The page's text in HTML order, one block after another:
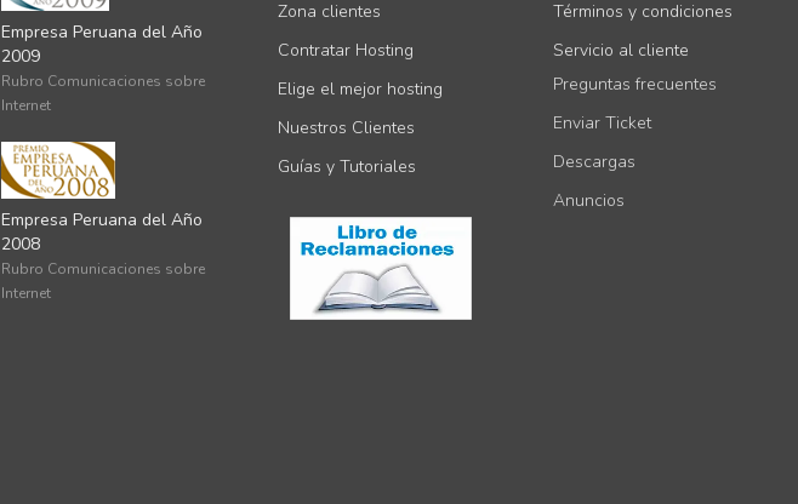
Empresa Peruana del Año
2009
Rubro Comunicaciones sobre
Internet
Empresa Peruana del Año
2008
Rubro Comunicaciones sobre
Internet
Zona clientes
Contratar Hosting
Elige el mejor hosting
Nuestros Clientes
Guías y Tutoriales
Términos y condiciones
Servicio al cliente
Preguntas frecuentes
Enviar Ticket
Descargas
Anuncios